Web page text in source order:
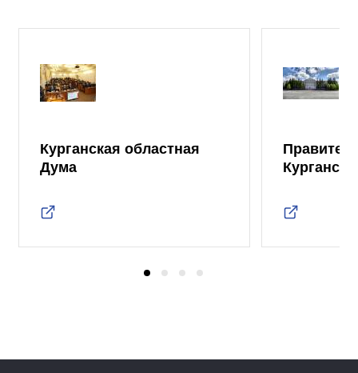
Курганская областная
Дума